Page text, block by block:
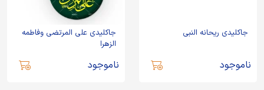
جاکلیدی ریحانه النبی
ناموجود
جاکلیدی علی المرتضی وفاطمه
الزهرا
ناموجود